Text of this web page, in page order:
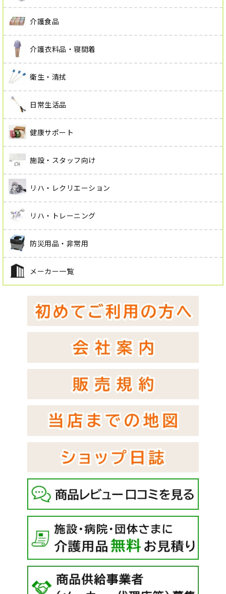
介護食品
介護衣料品・寝間着
衛生・清拭
日常生活品
健康サポート
施設・スタッフ向け
リハ・レクリエーション
リハ・トレーニング
防災用品・非常用
メーカー一覧